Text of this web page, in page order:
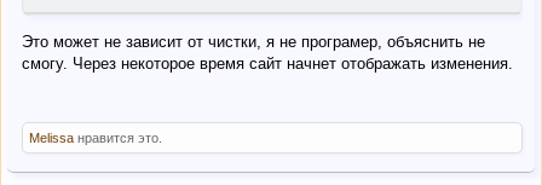
Это может не зависит от чистки, я не програмер, объяснить не
смогу. Через некоторое время сайт начнет отображать изменения.
Melissa нравится это.